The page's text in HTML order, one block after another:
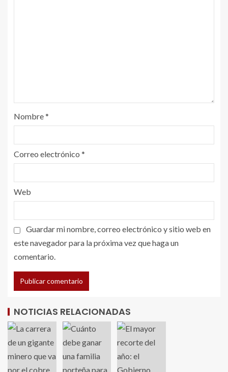
Nombre*
Correo electrónico *
Web
Guardar mi nombre, correo electrónico y sitio web en
este navegador para la próxima vez que haga un
comentario.
NOTICIAS RELACIONADAS